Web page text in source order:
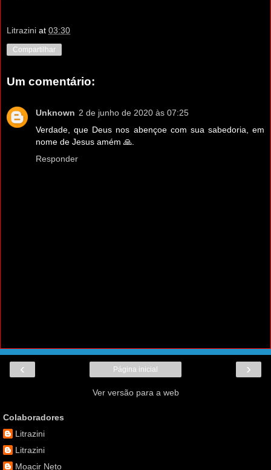
Litrazini at 03:30
Compartilhar
Um comentário:
Unknown 2 de junho de 2020 às 07:25
Verdade, que Deus nos abençoe com sua sabedoria, em
nome de Jesus amém 🙏.
Responder
‹ ›
Página inicial
Ver versão para a web
Colaboradores
Litrazini
Litrazini
Moacir Neto